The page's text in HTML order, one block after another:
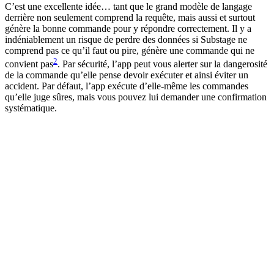
C’est une excellente idée… tant que le grand modèle de langage
derrière non seulement comprend la requête, mais aussi et surtout
génère la bonne commande pour y répondre correctement. Il y a
indéniablement un risque de perdre des données si Substage ne
comprend pas ce qu’il faut ou pire, génère une commande qui ne
convient pas2. Par sécurité, l’app peut vous alerter sur la dangerosité
de la commande qu’elle pense devoir exécuter et ainsi éviter un
accident. Par défaut, l’app exécute d’elle-même les commandes
qu’elle juge sûres, mais vous pouvez lui demander une confirmation
systématique.